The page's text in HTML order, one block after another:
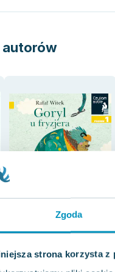
Zgoda
strona korzysta z
autorów
, Mariusz Andryszczyk ,
sobie. Poziom 1